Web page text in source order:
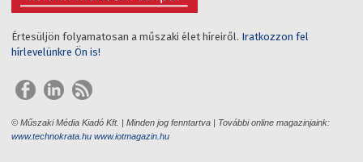
Értesüljön folyamatosan a műszaki élet híreiről. Iratkozzon fel
hírlevelünkre Ön is!
© Műszaki Média Kiadó Kft. | Minden jog fenntartva | További online magazinjaink:
www.technokrata.hu www.iotmagazin.hu